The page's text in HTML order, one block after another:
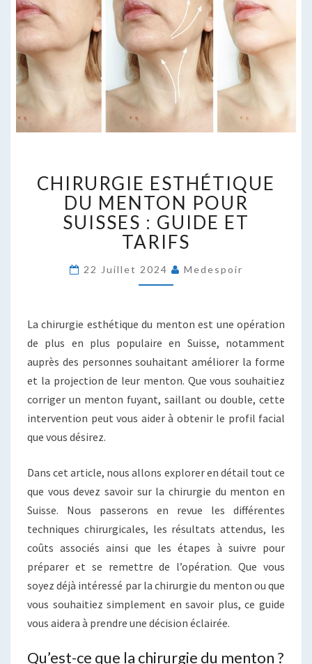
ESTHÉTIQUE
DU
MENTON
POUR
SUISSES
GUIDE
ET
CHIRURGIE ESTHÉTIQUE
DU MENTON POUR
SUISSES : GUIDE ET
TARIFS
22 Juillet 2024 Medespoir
La chirurgie esthétique du menton est une opération
de plus en plus populaire en Suisse, notamment
auprès des personnes souhaitant améliorer la forme
et la projection de leur menton. Que vous souhaitiez
corriger un menton fuyant, saillant ou double, cette
intervention peut vous aider à obtenir le profil facial
que vous désirez.
Dans cet article, nous allons explorer en détail tout ce
que vous devez savoir sur la chirurgie du menton en
Suisse. Nous passerons en revue les différentes
techniques chirurgicales, les résultats attendus, les
coûts associés ainsi que les étapes à suivre pour
préparer et se remettre de l’opération. Que vous
soyez déjà intéressé par la chirurgie du menton ou que
vous souhaitiez simplement en savoir plus, ce guide
vous aidera à prendre une décision éclairée.
Qu’est-ce que la chirurgie du menton ?